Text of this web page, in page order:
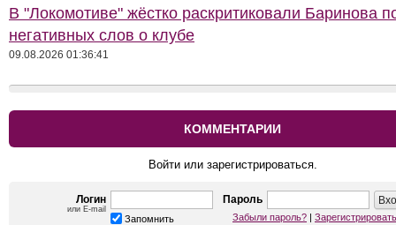
В "Локомотиве" жёстко раскритиковали Баринова
негативных слов о клубе
09.08.2026 01:36:41
КОММЕНТАРИИ
Войти или зарегистрироваться.
Логин
или E-mail
Пароль
Запомнить Забыли пароль? |